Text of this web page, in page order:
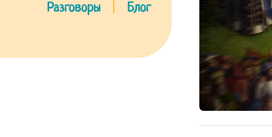
Разговоры
Блог